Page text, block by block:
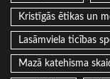
Kristīgās ētikas un
Lasāmviela ticības
Mazā katehisma